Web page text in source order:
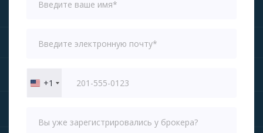
United
+1